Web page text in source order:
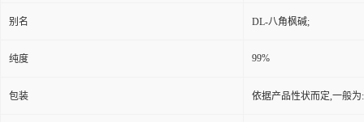
别名 DL-八角枫碱;
纯度 99%
包装 依据产品性状而定,一般